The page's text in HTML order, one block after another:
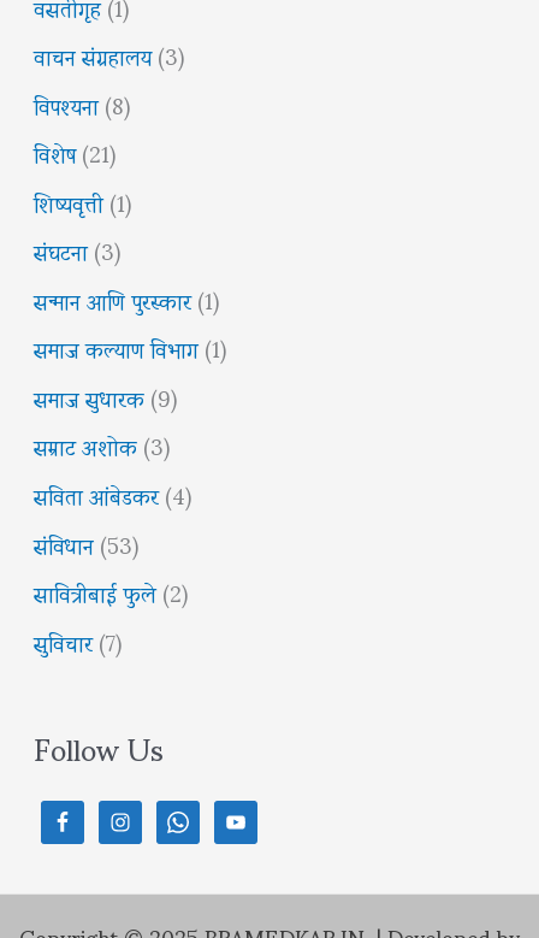
वाचन संग्रहालय(3)
विपश्यना(8)
विशेष(21)
शिष्यवृत्ती(1)
संघटना(3)
सन्मान आणि पुरस्कार(1)
समाज कल्याण विभाग(1)
समाज सुधारक(9)
सम्राट अशोक(3)
सविता आंबेडकर(4)
संविधान(53)
सावित्रीबाई फुले(2)
सुविचार(7)
Follow Us